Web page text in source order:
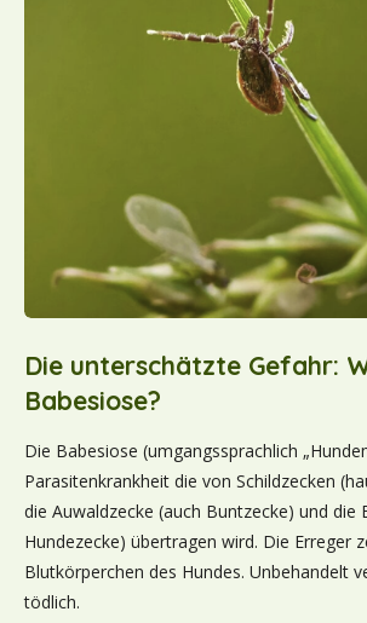
Die unterschätzte Gefahr:
Babesiose?
Die Babesiose (umgangssprachlich
Parasitenkrankheit die von Schildzecken
die Auwaldzecke (auch Buntzecke) und die
Hundezecke) übertragen wird. Die Erreger
Blutkörperchen des Hundes. Unbehandelt
tödlich.